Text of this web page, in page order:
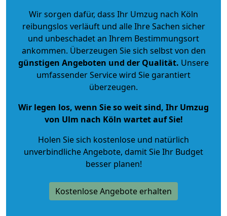
Wir sorgen dafür, dass Ihr Umzug nach Köln
reibungslos verläuft und alle Ihre Sachen sicher
und unbeschadet an Ihrem Bestimmungsort
ankommen. Überzeugen Sie sich selbst von den
günstigen Angeboten und der Qualität. Unsere
umfassender Service wird Sie garantiert
überzeugen.
Wir legen los, wenn Sie so weit sind, Ihr Umzug
von Ulm nach Köln wartet auf Sie!
Holen Sie sich kostenlose und natürlich
unverbindliche Angebote, damit Sie Ihr Budget
besser planen!
Kostenlose Angebote erhalten